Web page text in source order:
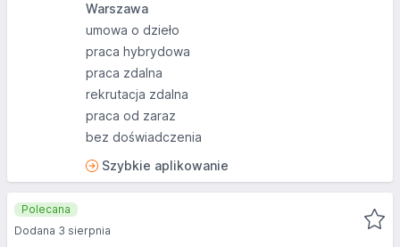
Warszawa
umowa o dzieło
praca hybrydowa
praca zdalna
rekrutacja zdalna
praca od zaraz
bez doświadczenia
Szybkie aplikowanie
Polecana
Dodana 3 sierpnia